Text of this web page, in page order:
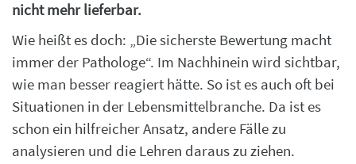
nicht mehr lieferbar.
Wie heißt es doch: „Die sicherste Bewertung macht
immer der Pathologe“. Im Nachhinein wird sichtbar,
wie man besser reagiert hätte. So ist es auch oft bei
Situationen in der Lebensmittelbranche. Da ist es
schon ein hilfreicher Ansatz, andere Fälle zu
analysieren und die Lehren daraus zu ziehen.